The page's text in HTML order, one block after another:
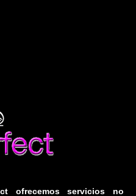
ofrecemos servicios no